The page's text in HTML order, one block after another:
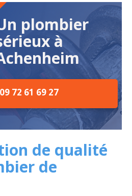
plombier
à
09 72 61 69 27
de qualité
de